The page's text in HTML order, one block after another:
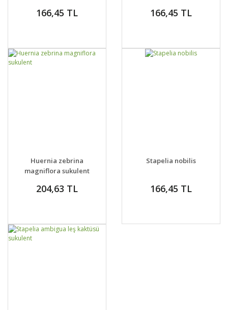
166,45 TL 166,45 TL
DETAYLAR
VER
Huernia zebrina
magniflora sukulent
204,63 TL
DETAYLAR
VER
Stapelia nobilis
166,45 TL